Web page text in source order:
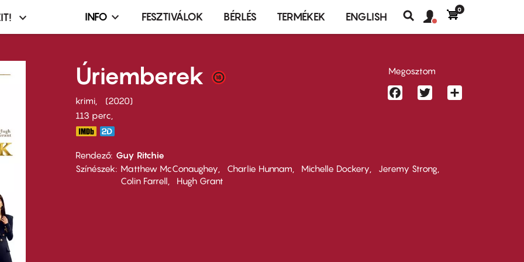
Infó,
terembérlés
menü
INFO FESZTIVÁLOK BÉRLÉS TERMÉKEK ENGLISH
Keresés
fiók
Felhasználói
0
Úriemberek
krimi
2020
113 perc,
Rendező Guy Ritchie
Színészek
Matthew McConaughey Charlie Hunnam Michelle Dockery
Jeremy Strong
Colin Farrell
Hugh Grant
Megosztom
FacebookTwitter